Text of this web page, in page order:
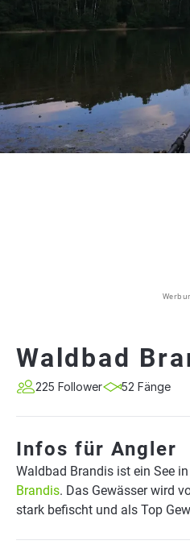
Waldbad
225 Follower 52 Fänge
Infos für Angler
Waldbad Brandis ist ein See
Brandis. Das Gewässer wird
stark befischt und als Top